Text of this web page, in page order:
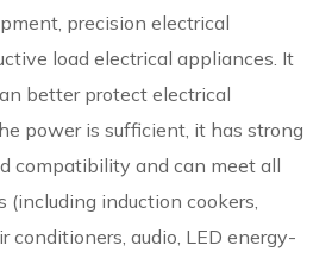
precision electrical
load electrical appliances. It
better protect electrical
power is sufficient, it has strong
compatibility and can meet all
(including induction cookers,
conditioners, audio, LED energy-